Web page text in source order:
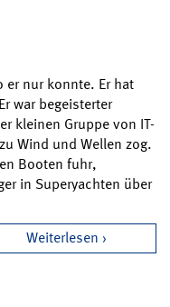
er nur konnte. Er hat
war begeisterter
kleinen Gruppe von IT-
Wind und Wellen zog.
Booten fuhr,
in Superyachten über
Weiterlesen